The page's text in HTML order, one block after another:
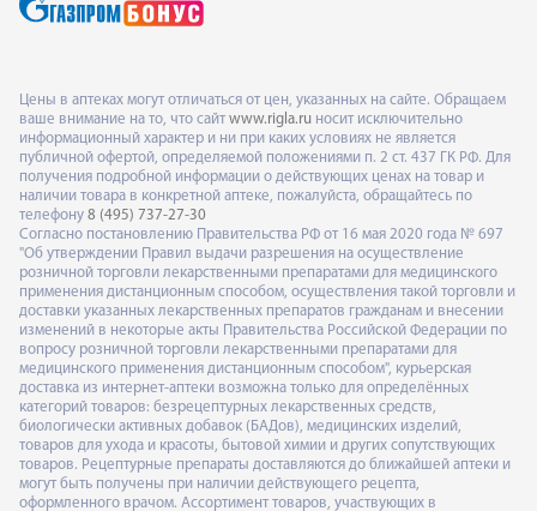
Цены в аптеках могут отличаться от цен, указанных на сайте. Обращаем
ваше внимание на то, что сайт www.rigla.ru носит исключительно
информационный характер и ни при каких условиях не является
публичной офертой, определяемой положениями п. 2 ст. 437 ГК РФ. Для
получения подробной информации о действующих ценах на товар и
наличии товара в конкретной аптеке, пожалуйста, обращайтесь по
телефону 8 (495) 737-27-30
Согласно постановлению Правительства РФ от 16 мая 2020 года № 697
"Об утверждении Правил выдачи разрешения на осуществление
розничной торговли лекарственными препаратами для медицинского
применения дистанционным способом, осуществления такой торговли и
доставки указанных лекарственных препаратов гражданам и внесении
изменений в некоторые акты Правительства Российской Федерации по
вопросу розничной торговли лекарственными препаратами для
медицинского применения дистанционным способом", курьерская
доставка из интернет-аптеки возможна только для определённых
категорий товаров: безрецептурных лекарственных средств,
биологически активных добавок (БАДов), медицинских изделий,
товаров для ухода и красоты, бытовой химии и других сопутствующих
товаров. Рецептурные препараты доставляются до ближайшей аптеки и
могут быть получены при наличии действующего рецепта,
оформленного врачом. Ассортимент товаров, участвующих в